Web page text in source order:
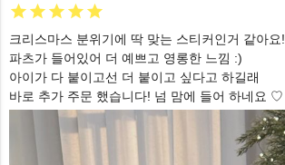

크리스마스 분위기에 딱 맞는 스티커인거 같아요!
파츠가 들어있어 더 예쁘고 영롱한 느낌 :)
아이가 다 붙이고선 더 붙이고 싶다고 하길래
바로 추가 주문 했습니다! 넘 맘에 들어 하네요 ♡